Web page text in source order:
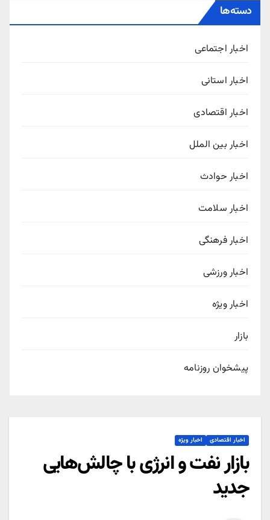
دسته‌ها
اخبار اجتماعی
اخبار استانی
اخبار اقتصادی
اخبار بین الملل
اخبار حوادث
اخبار سلامت
اخبار فرهنگی
اخبار ورزشی
اخبار ویژه
بازار
پیشخوان روزنامه
اخبار اقتصادی اخبار ویژه
بازار نفت و انرژی با چالش‌هایی
جدید